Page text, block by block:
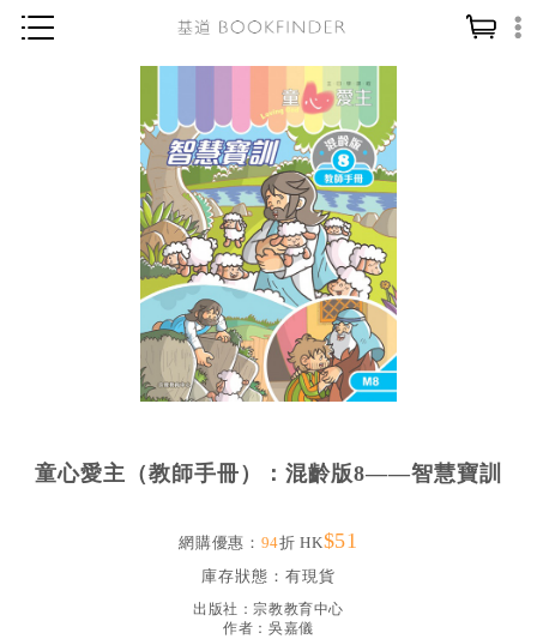
讀經／研經
聖經
信仰入門
教會歷史
靈修／禱告
信徒生活
教會事工
社會／倫理
童心愛主（教師手冊）：混齡版8——智慧寶訓
網購優惠： 94折 HK$51
庫存狀態： 有現貨
出版社：宗教教育中心
作者： 吳嘉儀